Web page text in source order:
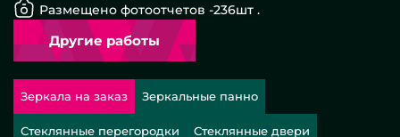
Размещено фотоотчетов -236шт .
Другие работы
Зеркала на заказ Зеркальные панно
Стеклянные перегородки Стеклянные двери